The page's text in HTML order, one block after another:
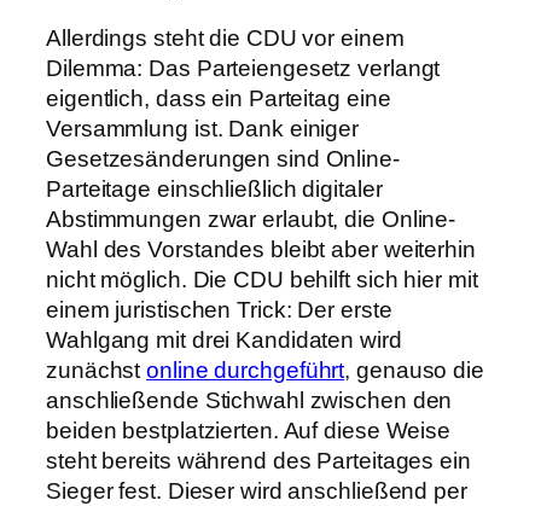
Allerdings steht die CDU vor einem
Dilemma: Das Parteiengesetz verlangt
eigentlich, dass ein Parteitag eine
Versammlung ist. Dank einiger
Gesetzesänderungen sind Online-
Parteitage einschließlich digitaler
Abstimmungen zwar erlaubt, die Online-
Wahl des Vorstandes bleibt aber weiterhin
nicht möglich. Die CDU behilft sich hier mit
einem juristischen Trick: Der erste
Wahlgang mit drei Kandidaten wird
zunächstonline durchgeführt, genauso die
anschließende Stichwahl zwischen den
beiden bestplatzierten. Auf diese Weise
steht bereits während des Parteitages ein
Sieger fest. Dieser wird anschließend per